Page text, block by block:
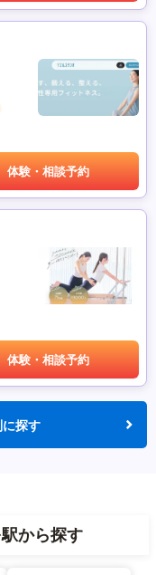
体験・相談予約
体験・相談予約
探す
から探す